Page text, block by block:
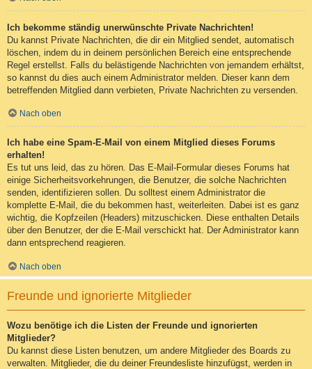
Ich bekomme ständig unerwünschte Private Nachrichten!
Du kannst Private Nachrichten, die dir ein Mitglied sendet, automatisch
löschen, indem du in deinem persönlichen Bereich eine entsprechende
Regel erstellst. Falls du belästigende Nachrichten von jemandem erhältst,
so kannst du dies auch einem Administrator melden. Dieser kann dem
betreffenden Mitglied dann verbieten, Private Nachrichten zu versenden.
Nach oben
Ich habe eine Spam-E-Mail von einem Mitglied dieses Forums
erhalten!
Es tut uns leid, das zu hören. Das E-Mail-Formular dieses Forums hat
einige Sicherheitsvorkehrungen, die Benutzer, die solche Nachrichten
senden, identifizieren sollen. Du solltest einem Administrator die
komplette E-Mail, die du bekommen hast, weiterleiten. Dabei ist es ganz
wichtig, die Kopfzeilen (Headers) mitzuschicken. Diese enthalten Details
über den Benutzer, der die E-Mail verschickt hat. Der Administrator kann
dann entsprechend reagieren.
Nach oben
Freunde und ignorierte Mitglieder
Wozu benötige ich die Listen der Freunde und ignorierten
Mitglieder?
Du kannst diese Listen benutzen, um andere Mitglieder des Boards zu
verwalten. Mitglieder, die du deiner Freundesliste hinzufügst, werden in